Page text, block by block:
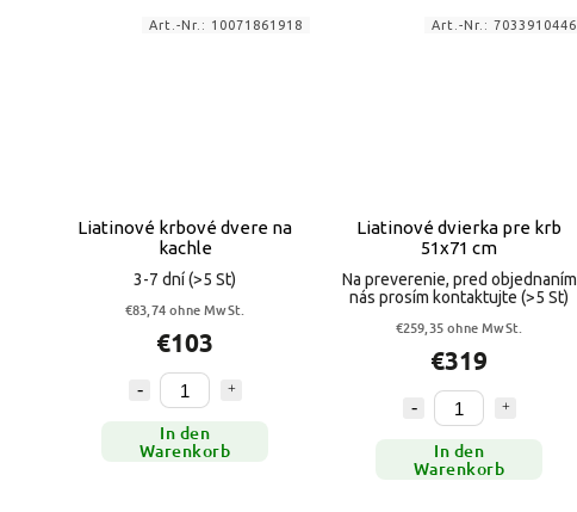
Liatinové krbové dvere na
kachle
3-7 dní(>5 St)
€83,74 ohne MwSt.
€103
In den
Warenkorb
Art.-Nr.: 10071861918
Liatinové dvierka pre krb
51x71 cm
Na preverenie, pred objednaním
nás prosím kontaktujte (>5 St)
€259,35 ohne MwSt.
€319
In den
Warenkorb
Art.-Nr.: 7033910446